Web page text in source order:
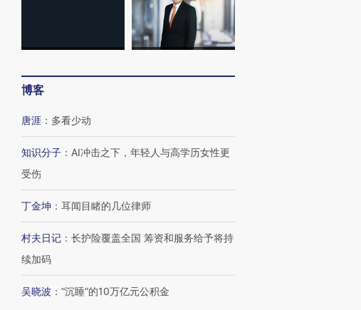
博客
唐涯 ： 多看少动
知识分子 ： AI冲击之下，年轻人与高学历女性更
受伤
丁金坤 ： 耳闻目睹的几位律师
村夫日记 ： 长护险覆盖全国 筹资和服务给予将持
续加码
吴晓波 ： “沉睡”的10万亿元公积金